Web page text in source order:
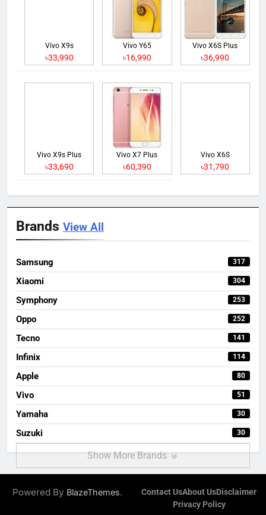
Vivo X9s
৳33,990
Vivo Y65
৳16,990
Vivo X6S Plus
৳36,990
Vivo X9s Plus
৳33,690
Vivo X7 Plus
৳60,390
Vivo X6S
৳31,790
Brands View All
Samsung 317
Xiaomi 304
Symphony 253
Oppo 252
Tecno 141
Infinix 114
Apple 80
Vivo 51
Yamaha 30
Suzuki 30
Show More Brands
Powered By BlazeThemes. Contact UsAbout UsDisclaimer
Privacy Policy